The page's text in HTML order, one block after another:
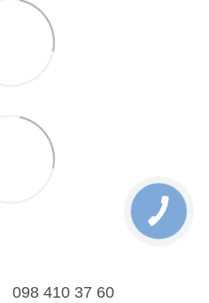
098 410 37 60